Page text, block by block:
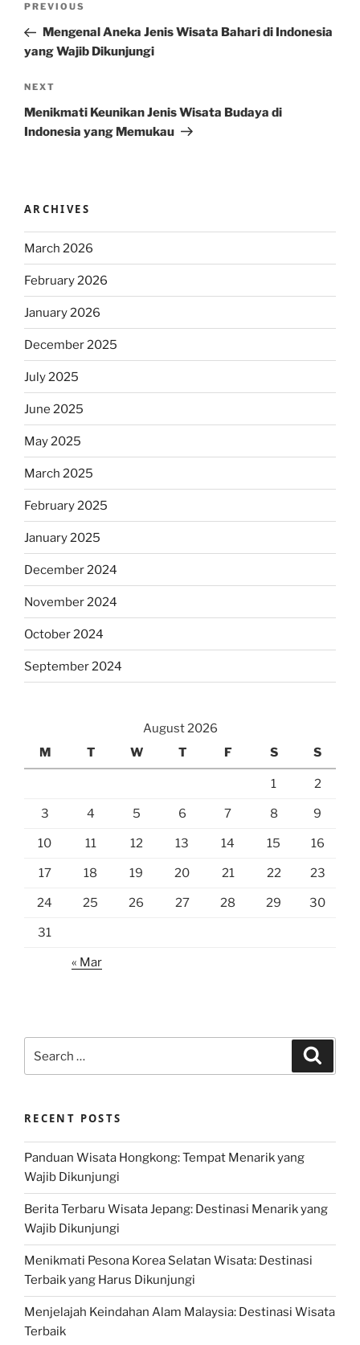
Previous
Post
PREVIOUS
Mengenal Aneka Jenis Wisata Bahari di Indonesia
yang Wajib Dikunjungi
Next
Post
NEXT
Menikmati Keunikan Jenis Wisata Budaya di
Indonesia yang Memukau
ARCHIVES
March 2026
February 2026
January 2026
December 2025
July 2025
June 2025
May 2025
March 2025
February 2025
January 2025
December 2024
November 2024
October 2024
September 2024
August 2026
M
T W T F S S
1 2
3 4 5 6 7 8 9
10 11 12 13 14 15 16
17 18 19 20 21 22 23
24 25 26 27 28 29 30
31
« Mar
for:
RECENT POSTS
Panduan Wisata Hongkong: Tempat Menarik yang
Wajib Dikunjungi
Berita Terbaru Wisata Jepang: Destinasi Menarik yang
Wajib Dikunjungi
Menikmati Pesona Korea Selatan Wisata: Destinasi
Terbaik yang Harus Dikunjungi
Menjelajah Keindahan Alam Malaysia: Destinasi Wisata
Terbaik